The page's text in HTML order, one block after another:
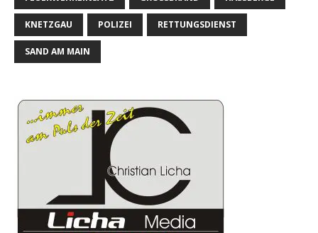
KNETZGAU POLIZEI RETTUNGSDIENST
SAND AM MAIN